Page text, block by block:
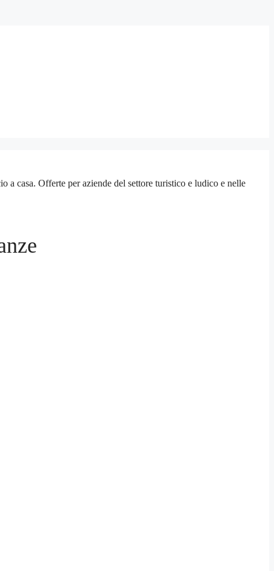
casa. Offerte per aziende del settore turistico e ludico e nelle